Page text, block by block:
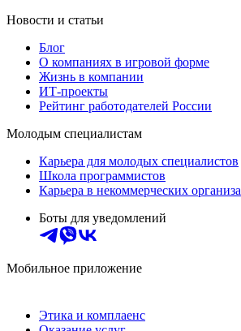
Новости и статьи
Блог
О компаниях в игровой форме
Жизнь в компании
ИТ-проекты
Рейтинг работодателей России
Молодым специалистам
Карьера для молодых специалистов
Школа программистов
Карьера в некоммерческих
Боты для уведомлений
Мобильное приложение
Этика и комплаенс